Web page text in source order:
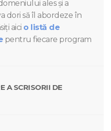
ales și a
dori să îl abordeze în
aici o listă de
pentru fiecare program
A SCRISORII DE